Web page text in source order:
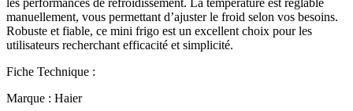
les performances de refroidissement. La température est réglable
manuellement, vous permettant d’ajuster le froid selon vos besoins.
Robuste et fiable, ce mini frigo est un excellent choix pour les
utilisateurs recherchant efficacité et simplicité.
Fiche Technique :
Marque : Haier